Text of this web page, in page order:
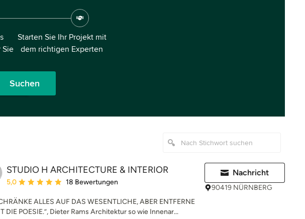
Sie
Starten Sie Ihr Projekt mit
dem richtigen Experten
Suchen
STUDIO H ARCHITECTURE & INTERIOR
Durchschnittliche Bewertung: 5 von 5 Sternen
5,0 18 Bewertungen
ALLES AUF DAS WESENTLICHE, ABER ENTFERNE
DIE POESIE.”, Dieter Rams Architektur so wie Innenar...
Nachricht
90419 NÜRNBERG